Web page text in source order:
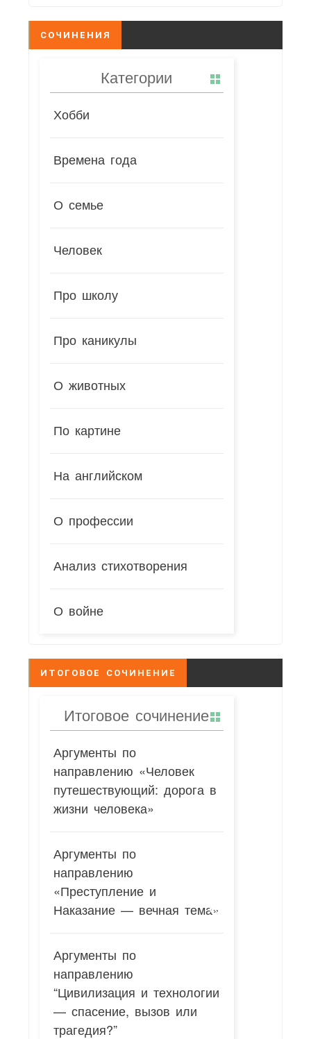
СОЧИНЕНИЯ
Категории
Хобби
Времена года
О семье
Человек
Про школу
Про каникулы
О животных
По картине
На английском
О профессии
Анализ стихотворения
О войне
ИТОГОВОЕ СОЧИНЕНИЕ
Итоговое сочинение
Аргументы по
направлению «Человек
путешествующий: дорога в
жизни человека»
Аргументы по
направлению
«Преступление и
Наказание — вечная тема»
Аргументы по
направлению
“Цивилизация и технологии
— спасение, вызов или
трагедия?”